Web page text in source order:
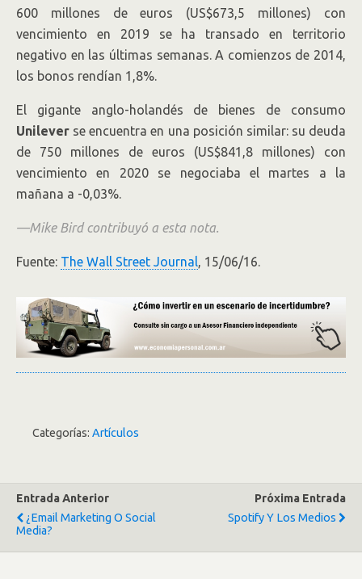
600 millones de euros (US$673,5 millones) con
vencimiento en 2019 se ha transado en territorio
negativo en las últimas semanas. A comienzos de 2014,
los bonos rendían 1,8%.
El gigante anglo-holandés de bienes de consumo
Unilever se encuentra en una posición similar: su deuda
de 750 millones de euros (US$841,8 millones) con
vencimiento en 2020 se negociaba el martes a la
mañana a -0,03%.
—Mike Bird contribuyó a esta nota.
Fuente: The Wall Street Journal, 15/06/16.
Categorías: Artículos
Entrada Anterior
¿Email Marketing O Social
Media?
Próxima Entrada
Spotify Y Los Medios